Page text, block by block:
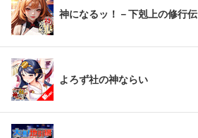
神になるッ！－下剋上の修行伝
よろず社の神ならい